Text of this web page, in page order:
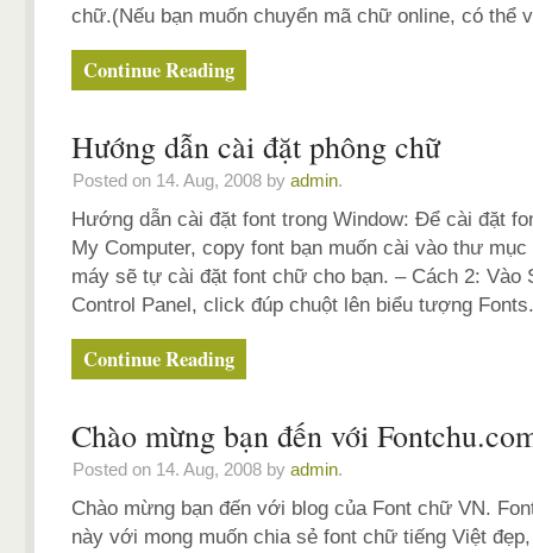
chữ.(Nếu bạn muốn chuyển mã chữ online, có thể
Continue Reading
Hướng dẫn cài đặt phông chữ
Posted on 14. Aug, 2008 by admin.
Hướng dẫn cài đặt font trong Window: Để cài đặt
My Computer, copy font bạn muốn cài vào thư
máy sẽ tự cài đặt font chữ cho bạn. – Cách 2: Vào
Control Panel, click đúp chuột lên biểu tượng
Continue Reading
Chào mừng bạn đến với
Posted on 14. Aug, 2008 by admin.
Chào mừng bạn đến với blog của Font chữ VN.
này với mong muốn chia sẻ font chữ tiếng Việt